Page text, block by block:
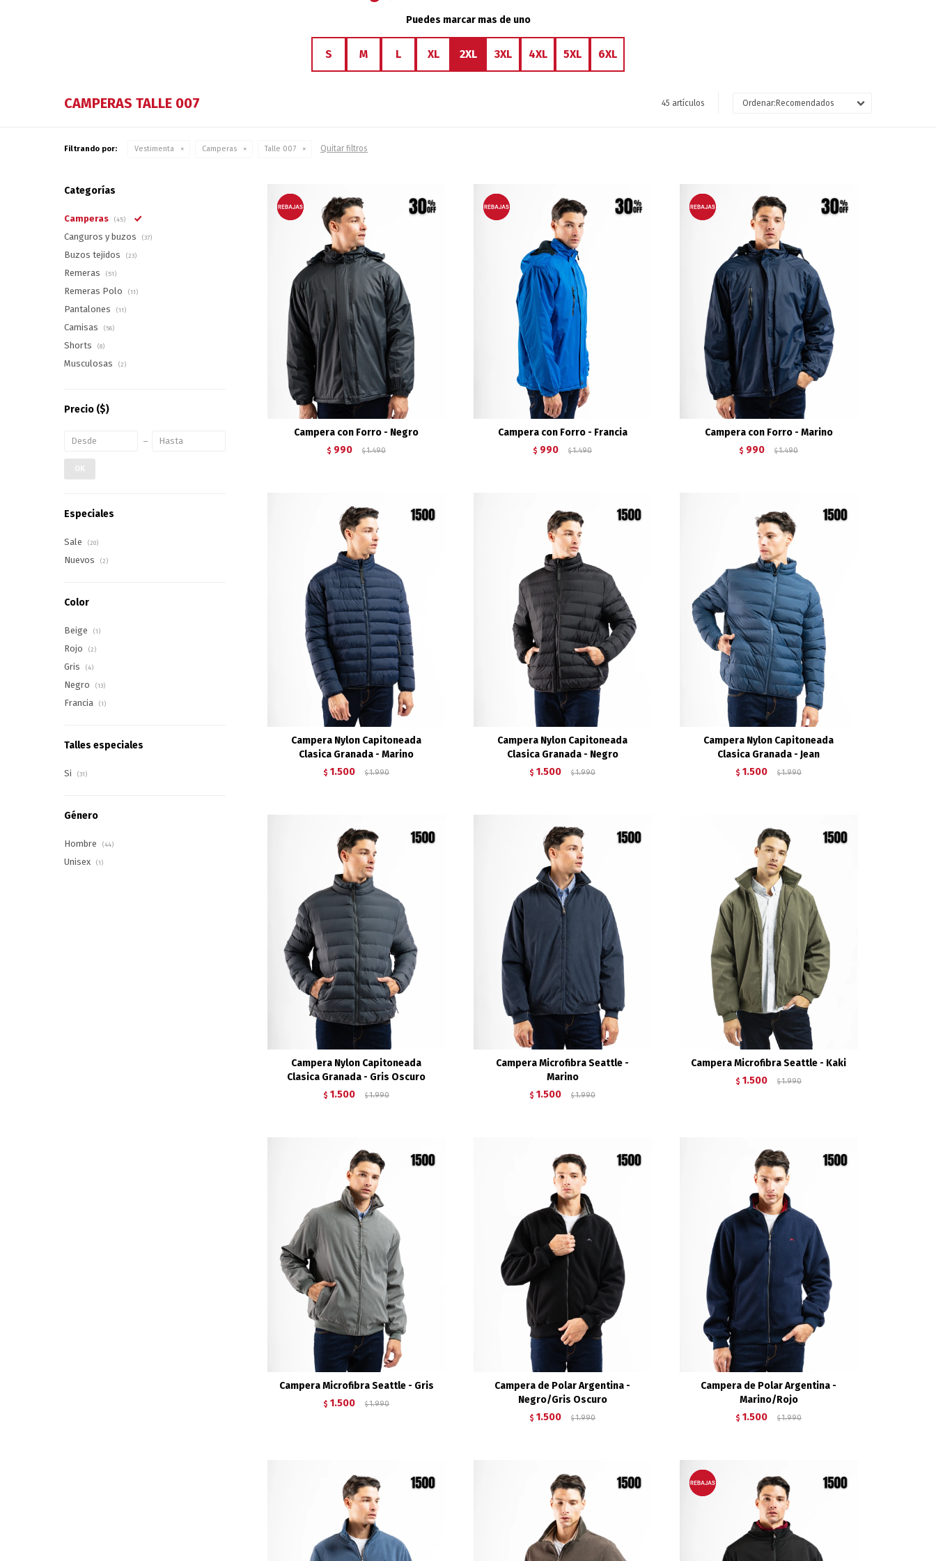
Puedes marcar mas de uno
S M L XL 2XL 3XL 4XL 5XL 6XL
CAMPERAS TALLE 007 45 artículos Recomendados
Filtrando por: Vestimenta Camperas Talle 007 Quitar filtros
Campera con Forro - Negro
$ 990 $ 1.490
Campera con Forro - Francia
$ 990 $ 1.490
Campera con Forro - Marino
$ 990 $ 1.490
Campera Nylon Capitoneada
Clasica Granada - Marino
$ 1.500 $ 1.990
Campera Nylon Capitoneada
Clasica Granada - Negro
$ 1.500 $ 1.990
Campera Nylon Capitoneada
Clasica Granada - Jean
$ 1.500 $ 1.990
Campera Nylon Capitoneada
Clasica Granada - Gris Oscuro
$ 1.500 $ 1.990
Campera Microfibra Seattle -
Marino
$ 1.500 $ 1.990
Campera Microfibra Seattle - Kaki
$ 1.500 $ 1.990
Campera Microfibra Seattle - Gris
$ 1.500 $ 1.990
Campera de Polar Argentina -
Negro/Gris Oscuro
$ 1.500 $ 1.990
Campera de Polar Argentina -
Marino/Rojo
$ 1.500 $ 1.990
Categorías
Camperas (45)
Canguros y buzos (37)
Buzos tejidos (23)
Remeras (51)
Remeras Polo (11)
Pantalones (11)
Camisas (56)
Shorts (8)
Musculosas (2)
Precio ($)
OK
Especiales
Sale (20)
Nuevos (2)
Color
Beige (1)
Rojo (2)
Gris (4)
Negro (13)
Francia (1)
Talles especiales
Si (31)
Género
Hombre (44)
Unisex (1)